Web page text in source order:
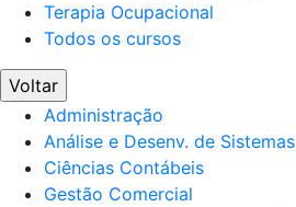
Terapia Ocupacional
Todos os cursos
Voltar
Administração
Análise e Desenv. de Sistemas
Ciências Contábeis
Gestão Comercial